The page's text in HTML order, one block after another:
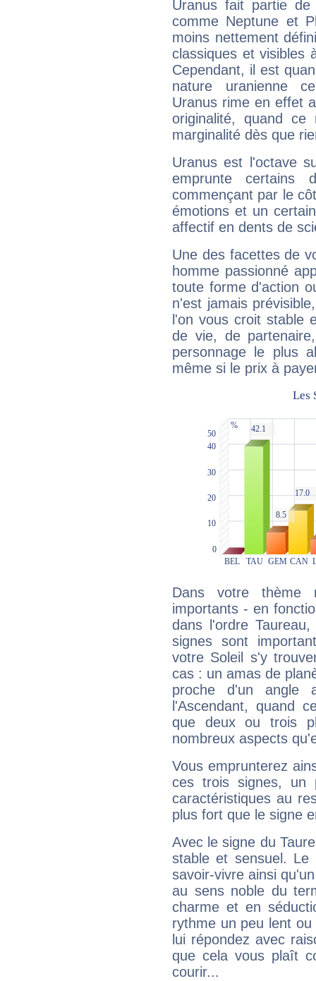
Uranus fait partie
comme Neptune et
moins nettement
classiques et visibles
Cependant, il est
nature uranienne
Uranus rime en effet
originalité, quand ce
marginalité dès que
Uranus est l'octave
emprunte
commençant par le
émotions et un
affectif en dents de
Une des facettes de
homme passionné
toute forme d'action
n'est jamais
l'on vous croit stable
de vie, de
personnage le plus
même si le prix à
Dans votre thème
importants - en
dans l'ordre
signes sont
votre Soleil s'y
cas : un amas de
proche d'un
l'Ascendant, quand
que deux ou trois
nombreux aspects
Vous emprunterez
ces trois signes, un
caractéristiques au
plus fort que le signe
Avec le signe du
stable et sensuel.
savoir-vivre ainsi
au sens noble du
charme et en
rythme un peu lent
lui répondez avec
que cela vous plaît
courir...